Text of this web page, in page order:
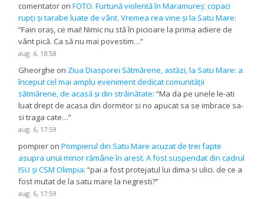
comentator onFOTO. Furtună violentă în Maramureș: copaci
rupți și tarabe luate de vânt. Vremea rea vine și la Satu Mare:
“Fain oraș, ce mai! Nimic nu stă în picioare la prima adiere de
vânt pică. Ca să nu mai povestim…”
aug. 6, 18:58
Gheorghe on Ziua Diasporei Sătmărene, astăzi, la Satu Mare: a
început cel mai amplu eveniment dedicat comunității
sătmărene, de acasă și din străinătate: “Ma da pe unele le-ati
luat drept de acasa din dormitor si no apucat sa se imbrace sa-
si traga cate…”
aug. 6, 17:59
pompier onPompierul din Satu Mare acuzat de trei fapte
asupra unui minor rămâne în arest. A fost suspendat din cadrul
ISU și CSM Olimpia: “pai a fost protejatul lui dima si ulici. de ce a
fost mutat de la satu mare la negresti?”
aug. 6, 17:59